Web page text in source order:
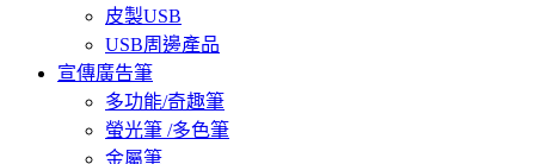
皮製USB
USB周邊產品
宣傳廣告筆
多功能/奇趣筆
螢光筆 /多色筆
金屬筆